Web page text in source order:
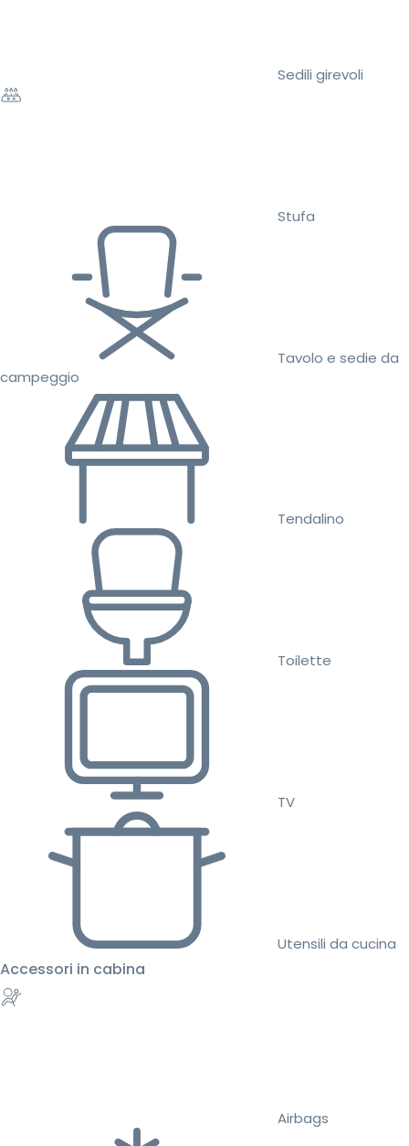
Sedili girevoli
Stufa
Tavolo e sedie da
campeggio
Tendalino
Toilette
TV
Utensili da cucina
Accessori in cabina
Airbags